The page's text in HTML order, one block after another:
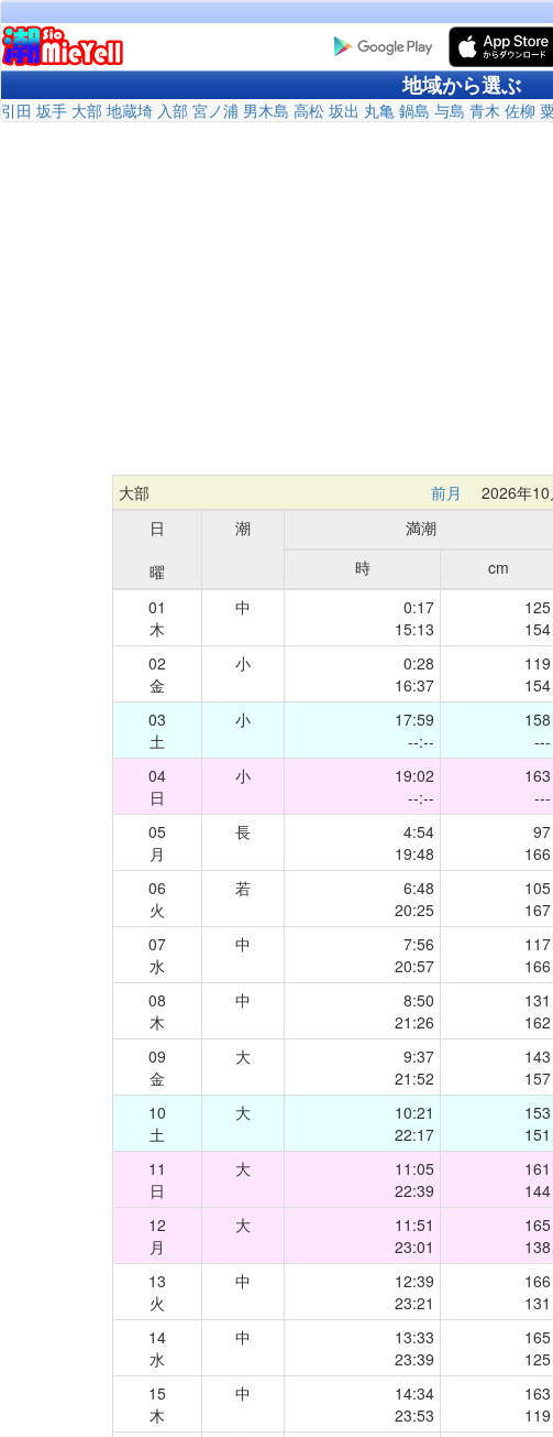
地域から選ぶ
引田 坂手 大部 地蔵埼 入部 宮ノ浦 男木島 高松 坂出 丸亀 鍋島 与島 青木 佐柳
大部 前月 2026年10
日
曜
潮 満潮
時
cm
01
木
中
0:17
15:13
125
154
02
金
小
0:28
16:37
119
154
03
土
小
17:59
--:--
158
---
04
日
小
19:02
--:--
163
---
05
月
長
4:54
19:48
97
166
06
火
若
6:48
20:25
105
167
07
水
中
7:56
20:57
117
166
08
木
中
8:50
21:26
131
162
09
金
大
9:37
21:52
143
157
10
土
大
10:21
22:17
153
151
11
日
大
11:05
22:39
161
144
12
月
大
11:51
23:01
165
138
13
火
中
12:39
23:21
166
131
14
水
中
13:33
23:39
165
125
15
木
中
14:34
23:53
163
119